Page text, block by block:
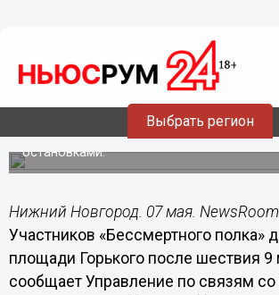
Выбрать регион
Участников «Бессмертного
довезут до площади
шествия
Автобусы пойдут от Казанского съезда
остановками.
Нижний Новгород. 07 мая.
Участников «Бессмертного полка»
площади Горького после шествия 9
сообщает Управление по связям